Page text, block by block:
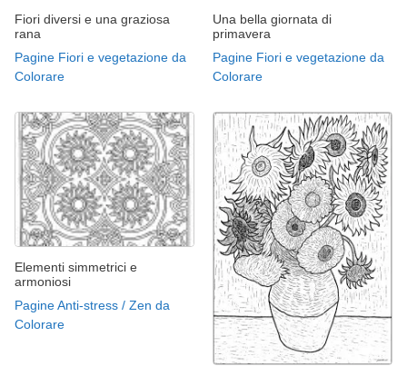
Fiori diversi e una graziosa
rana
Pagine Fiori e vegetazione da
Colorare
Una bella giornata di
primavera
Pagine Fiori e vegetazione da
Colorare
Elementi simmetrici e
armoniosi
Pagine Anti-stress / Zen da
Colorare